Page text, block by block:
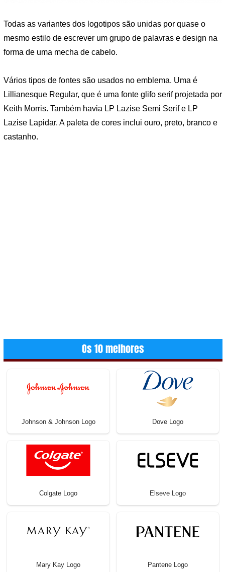
Todas as variantes dos logotipos são unidas por quase o
mesmo estilo de escrever um grupo de palavras e design na
forma de uma mecha de cabelo.
Vários tipos de fontes são usados ​​no emblema. Uma é
Lillianesque Regular, que é uma fonte glifo serif projetada por
Keith Morris. Também havia LP Lazise Semi Serif e LP
Lazise Lapidar. A paleta de cores inclui ouro, preto, branco e
castanho.
Os 10 melhores
Johnson & Johnson Logo Dove Logo
Colgate Logo Elseve Logo
Mary Kay Logo Pantene Logo